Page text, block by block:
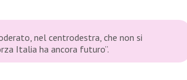
nel centrodestra, che non si
Italia ha ancora futuro”.